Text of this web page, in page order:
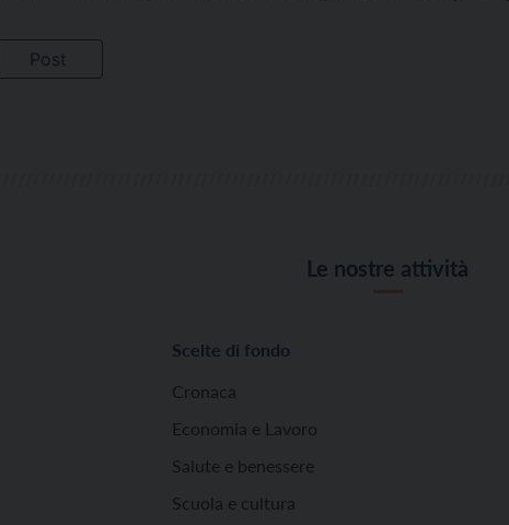
Le nostre attività
Scelte di fondo
Cronaca
Economia e Lavoro
Salute e benessere
Scuola e cultura